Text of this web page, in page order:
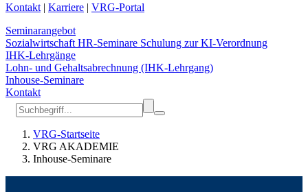
Kontakt | Karriere | VRG-Portal
Seminarangebot
Sozialwirtschaft HR-Seminare Schulung zur KI-Verordnung
IHK-Lehrgänge
Lohn- und Gehaltsabrechnung (IHK-Lehrgang)
Inhouse-Seminare
Kontakt
VRG-Startseite
VRG AKADEMIE
Inhouse-Seminare